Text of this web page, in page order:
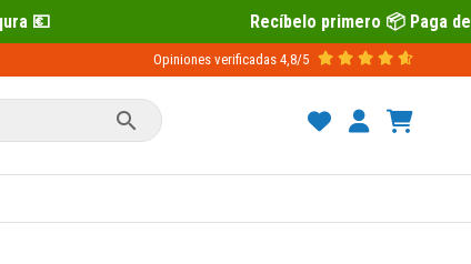
Recíbelo primero 📦 Paga después con Sequra
Opiniones verificadas 4,8/5
